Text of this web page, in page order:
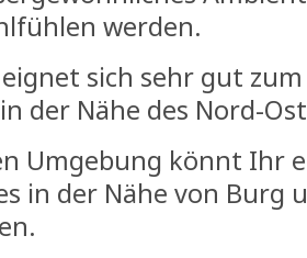
werden.
sich sehr gut
der Nähe des Nord-
Umgebung könnt Ihr
in der Nähe von Burg